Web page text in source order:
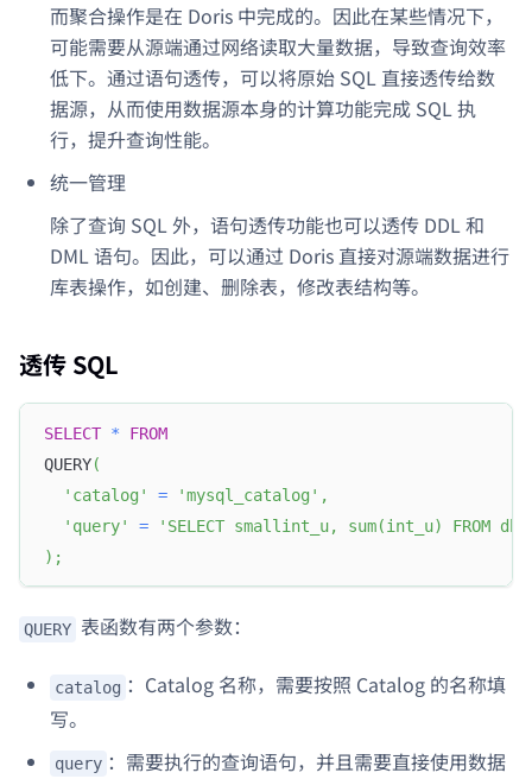
而聚合操作是在 Doris 中完成的。因此在某些情况下，
可能需要从源端通过网络读取大量数据，导致查询效率
低下。通过语句透传，可以将原始 SQL 直接透传给数
据源，从而使用数据源本身的计算功能完成 SQL 执
行，提升查询性能。
统一管理
除了查询 SQL 外，语句透传功能也可以透传 DDL 和
DML 语句。因此，可以通过 Doris 直接对源端数据进行
库表操作，如创建、删除表，修改表结构等。
透传 SQL
SELECT *
FROM
QUERY(
'catalog'
= 'mysql_catalog' ,
'query'
=
'SELECT smallint_u, sum(int_u) FROM
) ;
QUERY 表函数有两个参数：
catalog ：Catalog 名称，需要按照 Catalog 的名称填
写。
query ：需要执行的查询语句，并且需要直接使用数据